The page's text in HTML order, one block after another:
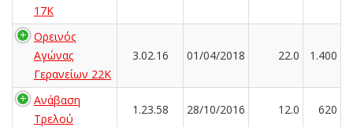
17K
Ορεινός
Αγώνας
Γερανείων 22Κ
3.02.16 01/04/2018 22.0 1.400
Ανάβαση
Τρελού
1.23.58 28/10/2016 12.0 620